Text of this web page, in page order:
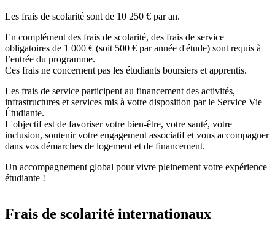
Les frais de scolarité sont de 10 250 € par an.
En complément des frais de scolarité, des frais de service
obligatoires de 1 000 € (soit 500 € par année d'étude) sont requis à
l’entrée du programme.
Ces frais ne concernent pas les étudiants boursiers et apprentis.
Les frais de service participent au financement des activités,
infrastructures et services mis à votre disposition par le Service Vie
Étudiante.
L'objectif est de favoriser votre bien-être, votre santé, votre
inclusion, soutenir votre engagement associatif et vous accompagner
dans vos démarches de logement et de financement.
Un accompagnement global pour vivre pleinement votre expérience
étudiante !
Frais de scolarité internationaux